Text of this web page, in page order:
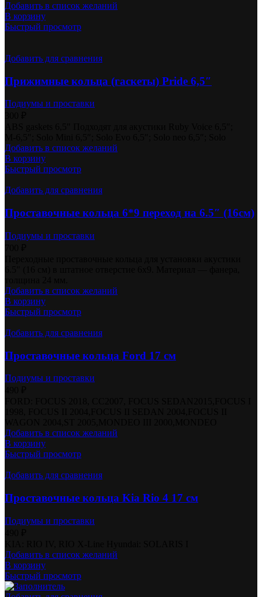
Добавить в список желаний
В корзину
Быстрый просмотр
Добавить для сравнения
Прижимные кольца (гаскеты) Pride 6,5″
Подиумы и проставки
Добавить в список желаний
В корзину
Быстрый просмотр
Добавить для сравнения
Проставочные кольца 6*9 переход на 6.5″ (16см)
Подиумы и проставки
Добавить в список желаний
В корзину
Быстрый просмотр
Добавить для сравнения
Проставочные кольца Ford 17 см
Подиумы и проставки
Добавить в список желаний
В корзину
Быстрый просмотр
Добавить для сравнения
Проставочные кольца Kia Rio 4 17 см
Подиумы и проставки
Добавить в список желаний
В корзину
Быстрый просмотр